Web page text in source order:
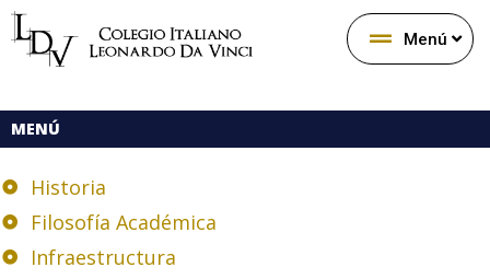
Menú
MENÚ
Historia
Filosofía Académica
Infraestructura